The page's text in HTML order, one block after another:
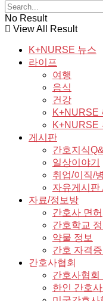
No Result
View All Result
K+NURSE 뉴스
라이프
여행
음식
건강
K+NURSE
K+NURSE
게시판
간호지식
일상이야기
취업/이직/
자유게시판
자료/정보방
간호사 면허
간호학교 정
약물 정보
간호 자격
간호사협회
간호사협회
한인 간호사